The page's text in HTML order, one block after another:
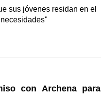
sus jóvenes residan en el
con Archena para